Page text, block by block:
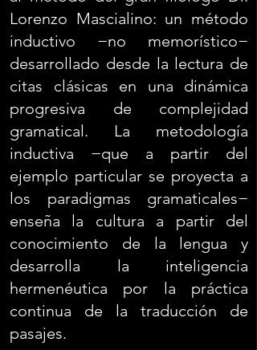
Lorenzo Mascialino: un método
inductivo −no memorístico−
desarrollado desde la lectura de
citas clásicas en una dinámica
progresiva de complejidad
gramatical. La metodología
inductiva −que a partir del
ejemplo particular se proyecta a
los paradigmas gramaticales−
enseña la cultura a partir del
conocimiento de la lengua y
desarrolla la inteligencia
hermenéutica por la práctica
continua de la traducción de
pasajes.